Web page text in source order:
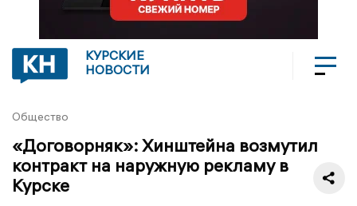
КУРСКИЕ
НОВОСТИ
Общество
«Договорняк»: Хинштейна возмутил
контракт на наружную рекламу в
Курске